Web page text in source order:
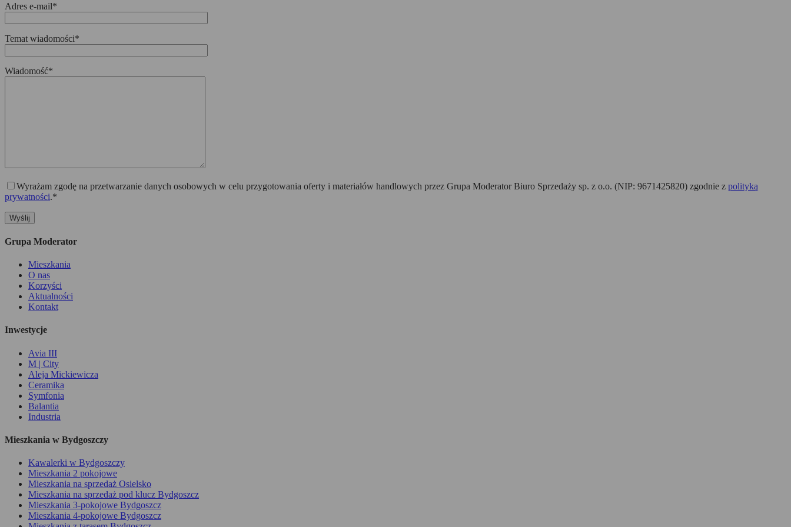
Adres e-mail*
Temat wiadomości*
Wiadomość*
Wyrażam zgodę na przetwarzanie danych osobowych w celu przygotowania oferty i materiałów handlowych przez Grupa Moderator Biuro Sprzedaży sp. z o.o. (NIP: 9671425820) zgodnie z polityką
prywatności.*
Grupa Moderator
Mieszkania
O nas
Korzyści
Aktualności
Kontakt
Inwestycje
Avia III
M | City
Aleja Mickiewicza
Ceramika
Symfonia
Balantia
Industria
Mieszkania w Bydgoszczy
Kawalerki w Bydgoszczy
Mieszkania 2 pokojowe
Mieszkania na sprzedaż Osielsko
Mieszkania na sprzedaż pod klucz Bydgoszcz
Mieszkania 3-pokojowe Bydgoszcz
Mieszkania 4-pokojowe Bydgoszcz